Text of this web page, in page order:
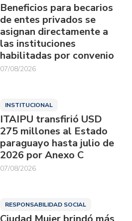
Beneficios para becarios
de entes privados se
asignan directamente a
las instituciones
habilitadas por convenio
07/08/2026
INSTITUCIONAL
ITAIPU transfirió USD
275 millones al Estado
paraguayo hasta julio de
2026 por Anexo C
07/08/2026
RESPONSABILIDAD SOCIAL